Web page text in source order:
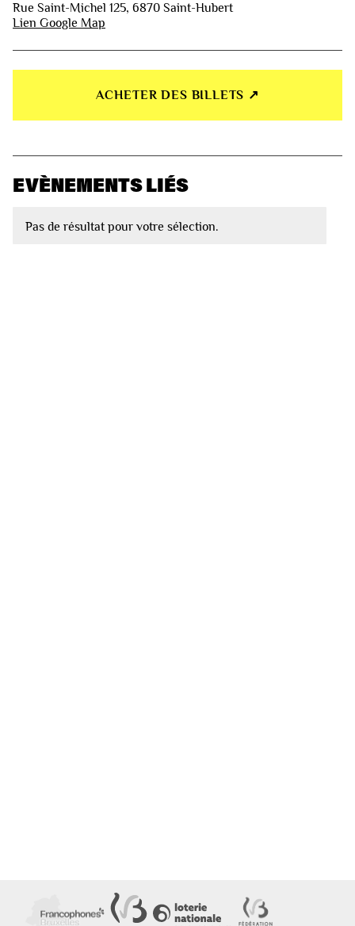
Rue Saint-Michel 125, 6870 Saint-Hubert
Lien Google Map
ACHETER DES BILLETS ↗︎
EVÈNEMENTS LIÉS
Pas de résultat pour votre sélection.